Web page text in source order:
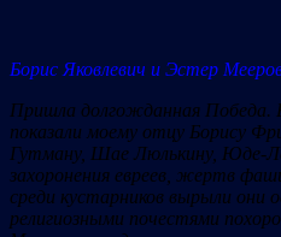
Борис Яковлевич и Эстер
Пришла долгожданная Победа.
показали моему отцу Борису
Гутману, Шае Люлькину, Юде-
захоронения евреев, жертв
среди кустарников вырыли они
религиозными почестями